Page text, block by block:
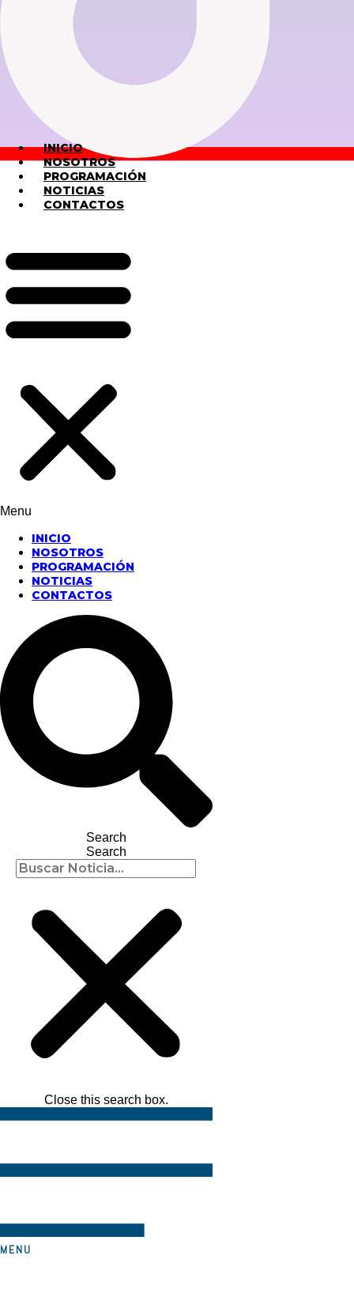
INICIO
NOSOTROS
PROGRAMACIÓN
NOTICIAS
CONTACTOS
Menu
INICIO
NOSOTROS
PROGRAMACIÓN
NOTICIAS
CONTACTOS
Search
Search
Close this search box.
MENU